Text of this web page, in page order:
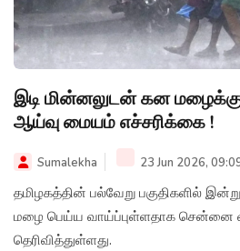
இடி மின்னலுடன் கன மழைக்கு
ஆய்வு மையம் எச்சரிக்கை !
Sumalekha 23 Jun 2026,
தமிழகத்தின் பல்வேறு பகுதிகளில்
மழை பெய்ய வாய்ப்புள்ளதாக சென்னை
தெரிவித்துள்ளது.